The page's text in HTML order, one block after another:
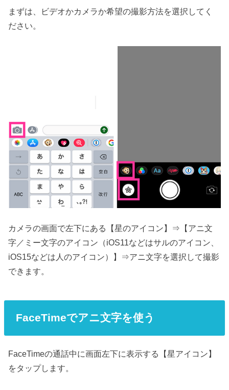
まずは、ビデオかカメラか希望の撮影方法を選択してく
ださい。
カメラの画面で左下にある【星のアイコン】⇒【アニ文
字／ミー文字のアイコン（iOS11などはサルのアイコン、
iOS15などは人のアイコン）】⇒アニ文字を選択して撮影
できます。
FaceTimeでアニ文字を使う
FaceTimeの通話中に画面左下に表示する【星アイコン】
をタップします。